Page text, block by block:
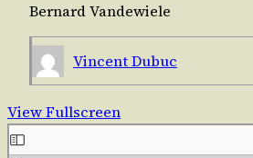
Ber­nard Vandewiele
Vincent Dubuc
View Fullscreen